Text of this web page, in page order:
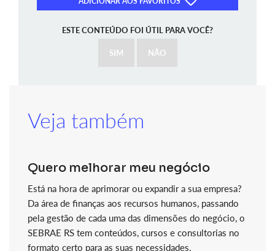
ESTE CONTEÚDO FOI ÚTIL PARA VOCÊ?
SIM NÃO
Veja também
Quero melhorar meu negócio
Está na hora de aprimorar ou expandir a sua empresa?
Da área de finanças aos recursos humanos, passando
pela gestão de cada uma das dimensões do negócio, o
SEBRAE RS tem conteúdos, cursos e consultorias no
formato certo para as suas necessidades.